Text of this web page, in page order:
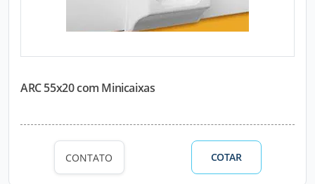
ARC 55x20 com Minicaixas
CONTATO COTAR